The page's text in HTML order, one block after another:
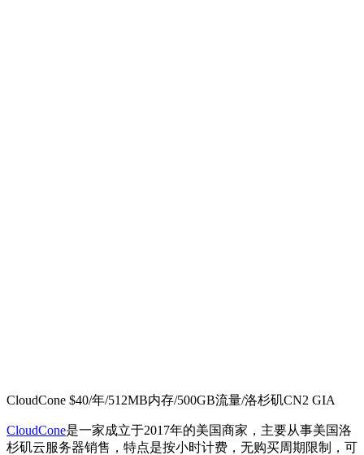
CloudCone $40/年/512MB内存/500GB流量/洛杉矶CN2 GIA
CloudCone是一家成立于2017年的美国商家，主要从事美国洛
杉矶云服务器销售，特点是按小时计费，无购买周期限制，可